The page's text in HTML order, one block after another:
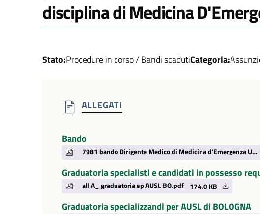
disciplina di Medicina
Stato:Procedure in corso / Bandi scadutiCategoria:
ALLEGATI
Bando
7981 bando Dirigente Medico di Medicina d'Emergenza Urgenza (2023) ok.pdf
Graduatoria specialisti e candidati in possesso
all A_ graduatoria sp AUSL BO.pdf 174.0 KB
Graduatoria specializzandi per AUSL di BOLOGNA